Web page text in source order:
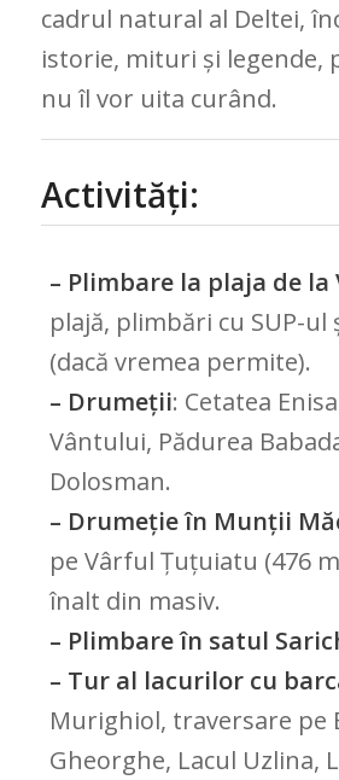
cadrul natural al Deltei,
istorie, mituri și legende,
nu îl vor uita curând.
Activități:
– Plimbare la plaja de la
plajă, plimbări cu SUP-ul
(dacă vremea permite).
– Drumeții: Cetatea
Vântului, Pădurea
Dolosman.
– Drumeție în Munții
pe Vârful Țuțuiatu (476
înalt din masiv.
– Plimbare în satul
– Tur al lacurilor cu
Murighiol, traversare pe
Gheorghe, Lacul Uzlina,